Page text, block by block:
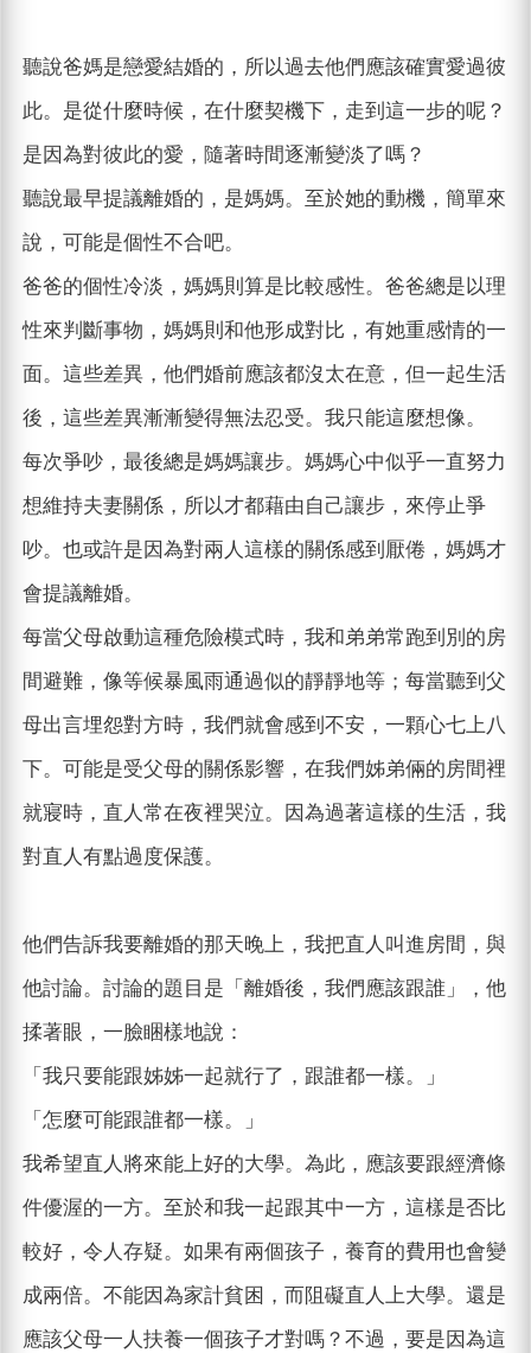
聽說爸媽是戀愛結婚的，所以過去他們應該確實愛過彼
此。是從什麼時候，在什麼契機下，走到這一步的呢？
是因為對彼此的愛，隨著時間逐漸變淡了嗎？
聽說最早提議離婚的，是媽媽。至於她的動機，簡單來
說，可能是個性不合吧。
爸爸的個性冷淡，媽媽則算是比較感性。爸爸總是以理
性來判斷事物，媽媽則和他形成對比，有她重感情的一
面。這些差異，他們婚前應該都沒太在意，但一起生活
後，這些差異漸漸變得無法忍受。我只能這麼想像。
每次爭吵，最後總是媽媽讓步。媽媽心中似乎一直努力
想維持夫妻關係，所以才都藉由自己讓步，來停止爭
吵。也或許是因為對兩人這樣的關係感到厭倦，媽媽才
會提議離婚。
每當父母啟動這種危險模式時，我和弟弟常跑到別的房
間避難，像等候暴風雨通過似的靜靜地等；每當聽到父
母出言埋怨對方時，我們就會感到不安，一顆心七上八
下。可能是受父母的關係影響，在我們姊弟倆的房間裡
就寢時，直人常在夜裡哭泣。因為過著這樣的生活，我
對直人有點過度保護。
他們告訴我要離婚的那天晚上，我把直人叫進房間，與
他討論。討論的題目是「離婚後，我們應該跟誰」，他
揉著眼，一臉睏樣地說：
「我只要能跟姊姊一起就行了，跟誰都一樣。」
「怎麼可能跟誰都一樣。」
我希望直人將來能上好的大學。為此，應該要跟經濟條
件優渥的一方。至於和我一起跟其中一方，這樣是否比
較好，令人存疑。如果有兩個孩子，養育的費用也會變
成兩倍。不能因為家計貧困，而阻礙直人上大學。還是
應該父母一人扶養一個孩子才對嗎？不過，要是因為這